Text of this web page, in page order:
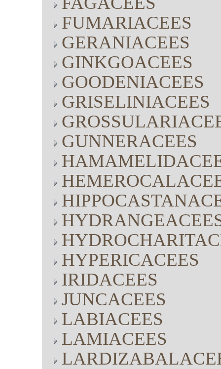
FUMARIACEES
GERANIACEES
GINKGOACEES
GOODENIACEES
GRISELINIACEES
GUNNERACEES
HYPERICACEES
IRIDACEES
JUNCACEES
LABIACEES
LAMIACEES